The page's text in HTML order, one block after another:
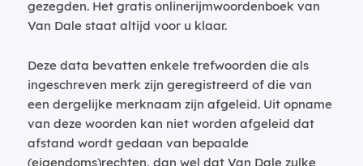
gezegden. Het gratis onlinerijmwoordenboek van
Van Dale staat altijd voor u klaar.
Deze data bevatten enkele trefwoorden die als
ingeschreven merk zijn geregistreerd of die van
een dergelijke merknaam zijn afgeleid. Uit opname
van deze woorden kan niet worden afgeleid dat
afstand wordt gedaan van bepaalde
(eigendoms)rechten, dan wel dat Van Dale zulke